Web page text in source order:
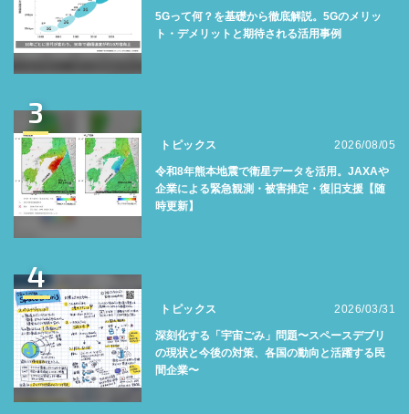
5Gって何？を基礎から徹底解説。5Gのメリッ
ト・デメリットと期待される活用事例
3
トピックス 2026/08/05
令和8年熊本地震で衛星データを活用。JAXAや
企業による緊急観測・被害推定・復旧支援【随
時更新】
4
トピックス 2026/03/31
深刻化する「宇宙ごみ」問題〜スペースデブリ
の現状と今後の対策、各国の動向と活躍する民
間企業〜